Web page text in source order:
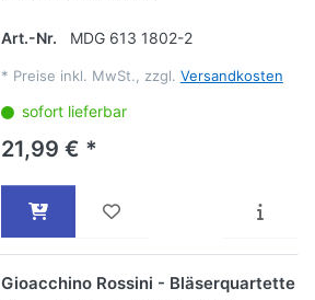
Art.-Nr. MDG 613 1802-2
* Preise inkl. MwSt., zzgl. Versandkosten
sofort lieferbar
21,99 € *
Gioacchino Rossini - Bläserquartette